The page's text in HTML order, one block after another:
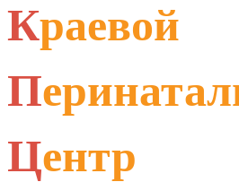
Краевой
П
Центр